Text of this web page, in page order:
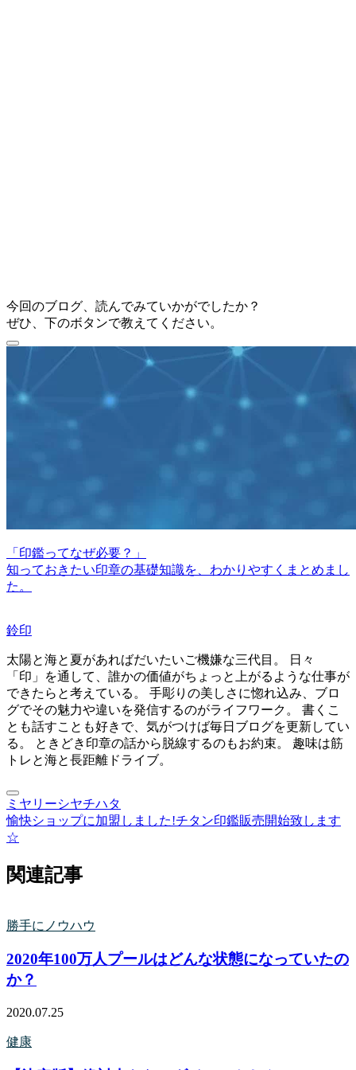
今回のブログ、読んでみていかがでしたか？
ぜひ、下のボタンで教えてください。
「印鑑ってなぜ必要？」
知っておきたい印章の基礎知識を、わかりやすくまとめまし
た。
鈴印
太陽と海と夏があればだいたいご機嫌な三代目。 日々
「印」を通して、誰かの価値がちょっと上がるような仕事が
できたらと考えている。 手彫りの美しさに惚れ込み、ブロ
グでその魅力や違いを発信するのがライフワーク。 書くこ
とも話すことも好きで、気がつけば毎日ブログを更新してい
る。 ときどき印章の話から脱線するのもお約束。 趣味は筋
トレと海と長距離ドライブ。
ミヤリーシヤチハタ
愉快ショップに加盟しました!チタン印鑑販売開始致します
☆
関連記事
勝手にノウハウ
2020年100万人プールはどんな状態になっていたの
か？
2020.07.25
健康